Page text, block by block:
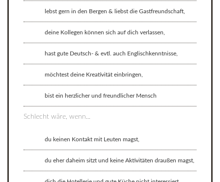
lebst gern in den Bergen & liebst die Gastfreundschaft,
deine Kollegen können sich auf dich verlassen,
hast gute Deutsch- & evtl. auch Englischkenntnisse,
möchtest deine Kreativität einbringen,
bist ein herzlicher und freundlicher Mensch
Schlecht wäre, wenn...
du keinen Kontakt mit Leuten magst,
du eher daheim sitzt und keine Aktivitäten draußen magst,